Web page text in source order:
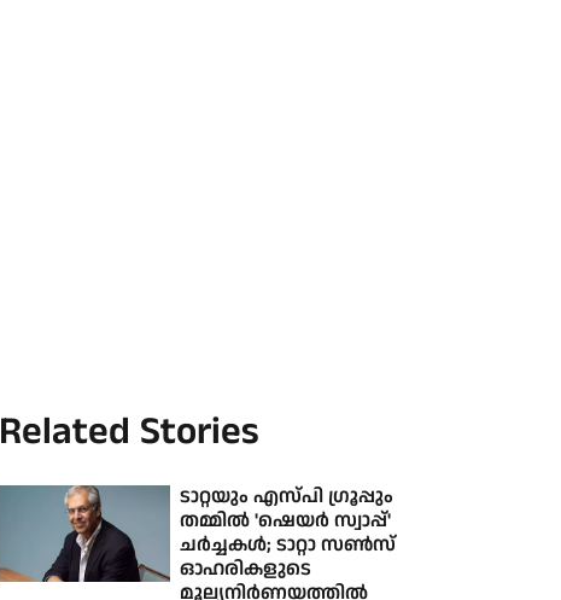
Related Stories
ടാറ്റയും എസ്പി ഗ്രൂപ്പും
തമ്മില്‍ 'ഷെയര്‍ സ്വാപ്പ്'
ചര്‍ച്ചകള്‍; ടാറ്റാ സണ്‍സ്
ഓഹരികളുടെ
മൂല്യനിര്‍ണയത്തില്‍